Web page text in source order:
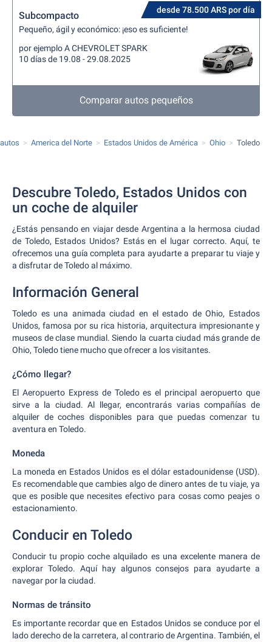
desde 78.500 ARS por día
Subcompacto
Pequeño, ágil y económico: ¡eso es suficiente!
por ejemplo A CHEVROLET SPARK
10 días de 19.08 - 29.08.2025
Comparar autos pequeños
America del Norte Estados Unidos de América Ohio Toledo
Descubre Toledo, Estados Unidos con
un coche de alquiler
¿Estás pensando en viajar desde Argentina a la hermosa ciudad
de Toledo, Estados Unidos? Estás en el lugar correcto. Aquí, te
ofrecemos una guía completa para ayudarte a preparar tu viaje y
a disfrutar de Toledo al máximo.
Información General
Toledo es una animada ciudad en el estado de Ohio, Estados
Unidos, famosa por su rica historia, arquitectura impresionante y
museos de clase mundial. Siendo la cuarta ciudad más grande de
Ohio, Toledo tiene mucho que ofrecer a los visitantes.
¿Cómo llegar?
El Aeropuerto Express de Toledo es el principal aeropuerto que
sirve a la ciudad. Al llegar, encontrarás varias compañías de
alquiler de coches disponibles para que puedas comenzar tu
aventura en Toledo.
Moneda
La moneda en Estados Unidos es el dólar estadounidense (USD).
Es recomendable que cambies algo de dinero antes de tu viaje, ya
que es posible que necesites efectivo para cosas como peajes o
estacionamiento.
Conducir en Toledo
Conducir tu propio coche alquilado es una excelente manera de
explorar Toledo. Aquí hay algunos consejos para ayudarte a
navegar por la ciudad.
Normas de tránsito
Es importante recordar que en Estados Unidos se conduce por el
lado derecho de la carretera, al contrario de Argentina. También, el